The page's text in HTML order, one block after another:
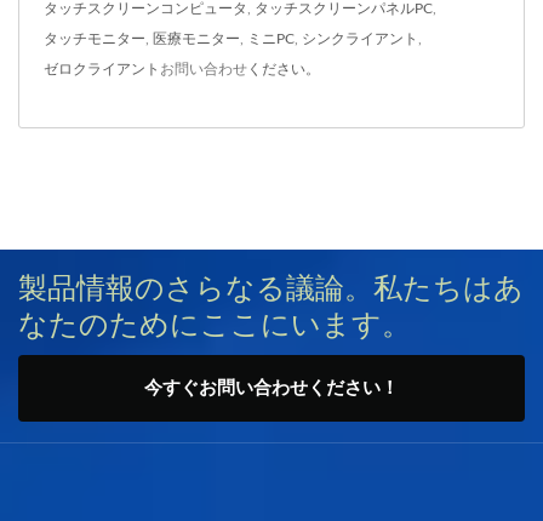
タッチスクリーンコンピュータ タッチスクリーンパネルPC
タッチモニター 医療モニター ミニPC シンクライアント
ゼロクライアント お問い合わせ ください。
製品情報のさらなる議論。私たちはあ
なたのためにここにいます。
今すぐお問い合わせください！